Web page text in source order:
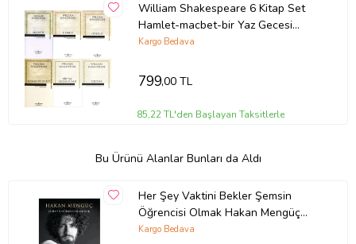
William Shakespeare 6 Kitap Set
Hamlet-macbet-bir Yaz Gecesi
Rüyası-romeo Ve Juliet-othello-
Kargo Bedava
799,00 TL
85,22 TL'den Başlayan Taksitlerle
Bu Ürünü Alanlar Bunları da Aldı
Her Şey Vaktini Bekler Şemsin
Öğrencisi Olmak Hakan Mengüç
Destek
Kargo Bedava